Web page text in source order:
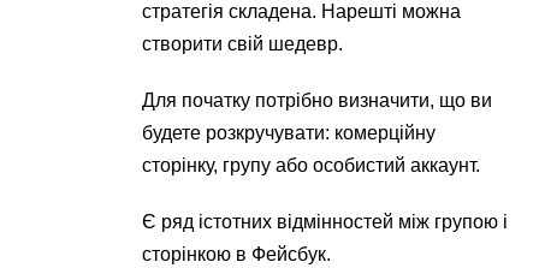
стратегія складена. Нарешті можна
створити свій шедевр.
Для початку потрібно визначити, що ви
будете розкручувати: комерційну
сторінку, групу або особистий аккаунт.
Є ряд істотних відмінностей між групою і
сторінкою в Фейсбук.